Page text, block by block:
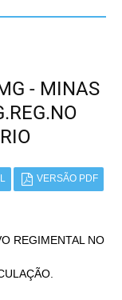
- MINAS
VERSÃO PDF
REGIMENTAL NO